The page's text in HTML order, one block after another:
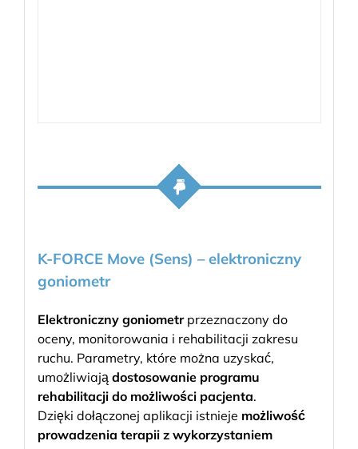
K-FORCE Move (Sens) – elektroniczny
goniometr
Elektroniczny goniometrprzeznaczony do
oceny, monitorowania i rehabilitacji zakresu
ruchu. Parametry, które można uzyskać,
umożliwiają dostosowanie programu
rehabilitacji do możliwości pacjenta.
Dzięki dołączonej aplikacji istnieje możliwość
prowadzenia terapii z wykorzystaniem